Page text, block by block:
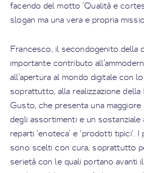
facendo del motto ‘Qualità e
slogan ma una vera e propria
Francesco, il secondogenito della
importante contributo
all'apertura al mondo digitale con
soprattutto, alla realizzazione
Gusto, che presenta una maggiore
degli assortimenti e un sostanziale
reparti ‘enoteca’ e ‘prodotti tipici’.
sono scelti con cura, soprattutto
serietà con le quali portano avanti